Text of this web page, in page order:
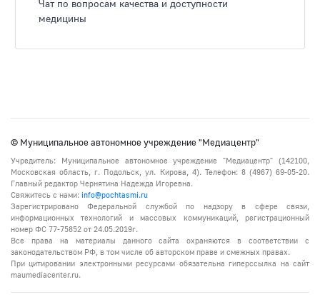
Чат по вопросам качества и доступности
медицины
© Муниципальное автономное учреждение "Медиацентр"
Учредитель: Муниципальное автономное учреждение "Медиацентр" (142100,
Московская область, г. Подольск, ул. Кирова, 4). Телефон: 8 (4967) 69-05-20.
Главный редактор Чернятина Надежда Игоревна.
Свяжитесь с нами: info@pochtasmi.ru
Зарегистрировано Федеральной службой по надзору в сфере связи,
информационных технологий и массовых коммуникаций, регистрационный
номер ФС 77-75852 от 24.05.2019г.
Все права на материалы данного сайта охраняются в соответствии с
законодательством РФ, в том числе об авторском праве и смежных правах.
При цитировании электронными ресурсами обязательна гиперссылка на сайт
maumediacenter.ru.